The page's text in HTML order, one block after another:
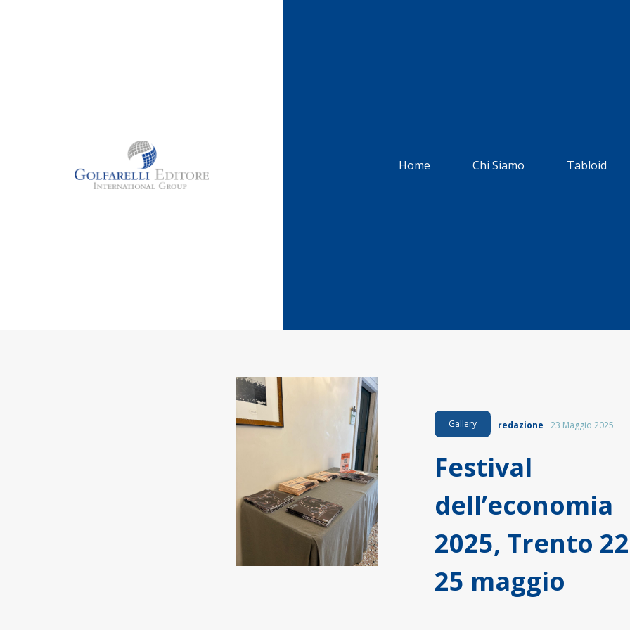
Home Chi Siamo Tabloid
Gallery redazione 23 Maggio 2025
Festival
dell’economia
2025, Trento
25 maggio